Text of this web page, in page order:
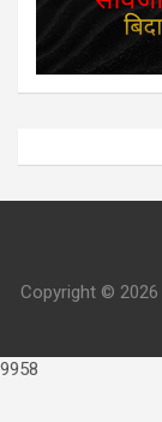
Copyright © 2026
9958